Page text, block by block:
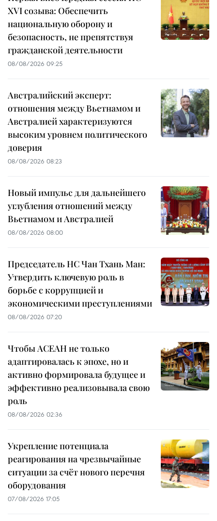
XVI созыва: Обеспечить
национальную оборону и
безопасность, не препятствуя
гражданской деятельности
08/08/2026 09:25
Австралийский эксперт:
отношения между Вьетнамом и
Австралией характеризуются
высоким уровнем политического
доверия
08/08/2026 08:23
Новый импульс для дальнейшего
углубления отношений между
Вьетнамом и Австралией
08/08/2026 08:00
Председатель НС Чан Тхань Ман:
Утвердить ключевую роль в
борьбе с коррупцией и
экономическими преступлениями
08/08/2026 07:20
Чтобы АСЕАН не только
адаптировалась к эпохе, но и
активно формировала будущее и
эффективно реализовывала свою
роль
08/08/2026 02:36
Укрепление потенциала
реагирования на чрезвычайные
ситуации за счёт нового перечня
оборудования
07/08/2026 17:05